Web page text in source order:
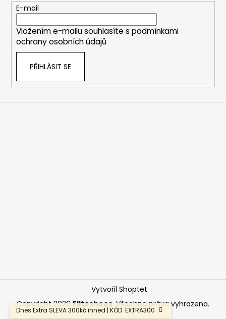
Dnes Extra SLEVA 300kč ihned | KÓD: EXTRA300
E-mail
Vložením e-mailu souhlasíte s podmínkami
ochrany osobních údajů
PŘIHLÁSIT SE
Vytvořil Shoptet
Copyright 2026Eliteshoes. Všechna práva vyhrazena.